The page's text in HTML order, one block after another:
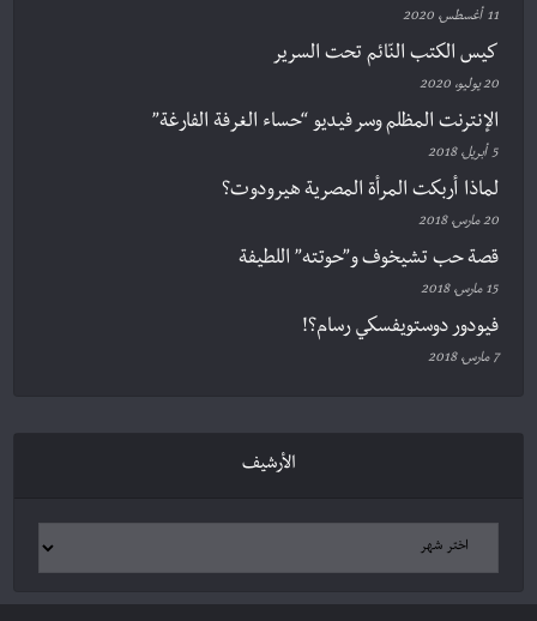
11 أغسطس، 2020
كيس الكتب النّائم تحت السرير
20 يوليو، 2020
الإنترنت المظلم وسر فيديو “حساء الغرفة الفارغة”
5 أبريل، 2018
لماذا أربكت المرأة المصرية هيرودوت؟
20 مارس، 2018
قصة حب تشيخوف و”حوتته” اللطيفة
15 مارس، 2018
فيودور دوستويفسكي رسام؟!
7 مارس، 2018
الأرشيف